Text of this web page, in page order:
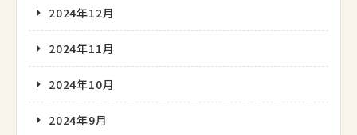
2024年12月
2024年11月
2024年10月
2024年9月